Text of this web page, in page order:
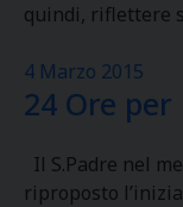
quindi, riflettere
4 Marzo 2015
24 Ore
Il S.Padre nel
riproposto